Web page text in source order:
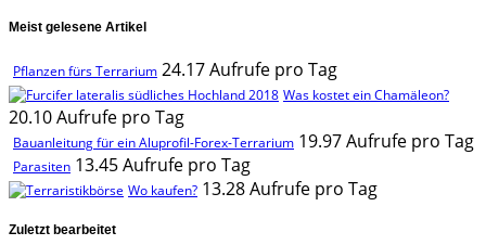
Meist gelesene Artikel
Pflanzen fürs Terrarium 24.17 Aufrufe pro Tag
Was kostet ein Chamäleon?
20.10 Aufrufe pro Tag
Bauanleitung für ein Aluprofil-Forex-Terrarium 19.97 Aufrufe pro Tag
Parasiten 13.45 Aufrufe pro Tag
Wo kaufen? 13.28 Aufrufe pro Tag
Zuletzt bearbeitet